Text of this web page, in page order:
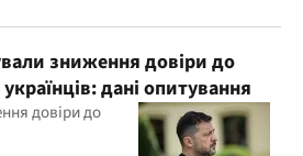
зниження довіри до
дані опитування
довіри до